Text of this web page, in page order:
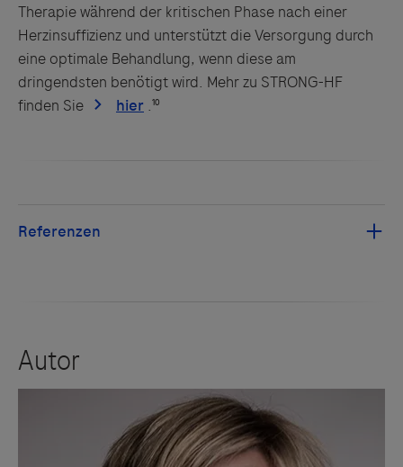
Therapie während der kritischen Phase nach einer
Herzinsuffizienz und unterstützt die Versorgung durch
eine optimale Behandlung, wenn diese am
dringendsten benötigt wird. Mehr zu STRONG-HF
finden Sie
.¹⁰
ulm.de/fileadmin/default/09_Sonstige/Klinische-
Chemie/Downloads/ESC_Guideline_ACS_2023.pdf
Lipoprotein(a) in atherosclerotic cardiovascular
disease and aortic stenosis: a European
Atherosclerosis Society consensus statement |